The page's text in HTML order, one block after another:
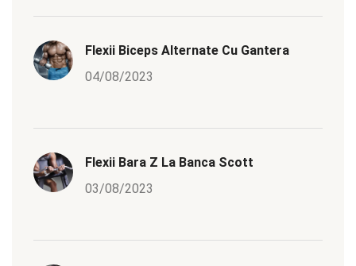
Flexii Biceps Alternate Cu Gantera
04/08/2023
Flexii Bara Z La Banca Scott
03/08/2023